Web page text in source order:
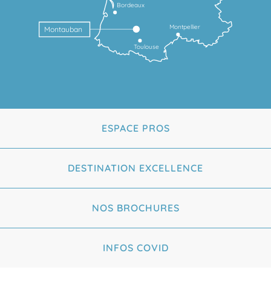
Toulouse
Montpellier
Bordeaux
Montauban
ESPACE PROS
DESTINATION EXCELLENCE
NOS BROCHURES
INFOS COVID